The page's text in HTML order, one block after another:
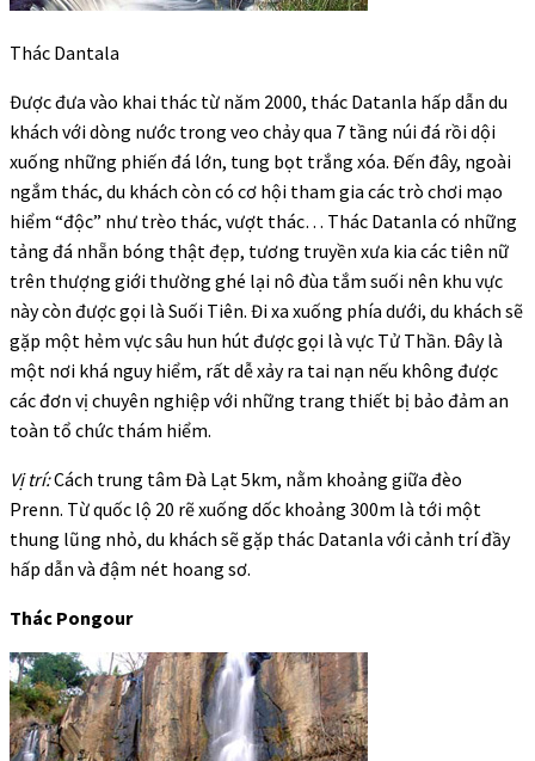
Thác Dantala
Được đưa vào khai thác từ năm 2000, thác Datanla hấp dẫn du
khách với dòng nước trong veo chảy qua 7 tầng núi đá rồi dội
xuống những phiến đá lớn, tung bọt trắng xóa. Đến đây, ngoài
ngắm thác, du khách còn có cơ hội tham gia các trò chơi mạo
hiểm “độc” như trèo thác, vượt thác… Thác Datanla có những
tảng đá nhẵn bóng thật đẹp, tương truyền xưa kia các tiên nữ
trên thượng giới thường ghé lại nô đùa tắm suối nên khu vực
này còn được gọi là Suối Tiên. Đi xa xuống phía dưới, du khách sẽ
gặp một hẻm vực sâu hun hút được gọi là vực Tử Thần. Đây là
một nơi khá nguy hiểm, rất dễ xảy ra tai nạn nếu không được
các đơn vị chuyên nghiệp với những trang thiết bị bảo đảm an
toàn tổ chức thám hiểm.
Vị trí:Cách trung tâm Đà Lạt 5km, nằm khoảng giữa đèo
Prenn. Từ quốc lộ 20 rẽ xuống dốc khoảng 300m là tới một
thung lũng nhỏ, du khách sẽ gặp thác Datanla với cảnh trí đầy
hấp dẫn và đậm nét hoang sơ.
Thác Pongour